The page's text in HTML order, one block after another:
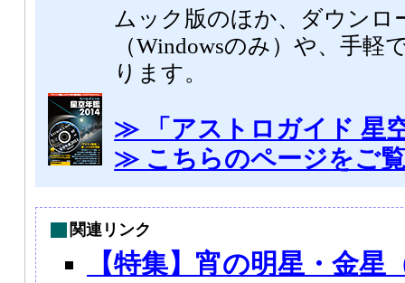
ムック版のほか、ダウンロ
（Windowsのみ）や、手軽
ります。
≫ 「アストロガイド 星
≫ こちらのページをご
関連リンク
【特集】宵の明星・金星